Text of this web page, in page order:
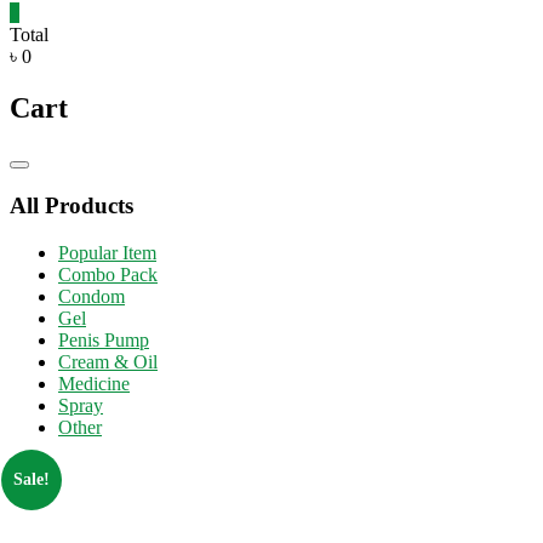
Total
৳ 0
Cart
Catalog
All Products
Popular Item
Combo Pack
Condom
Gel
Penis Pump
Cream & Oil
Medicine
Spray
Other
Sale!